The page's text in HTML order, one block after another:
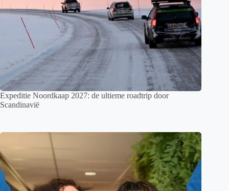
Expeditie Noordkaap 2027: de ultieme roadtrip door
Scandinavië